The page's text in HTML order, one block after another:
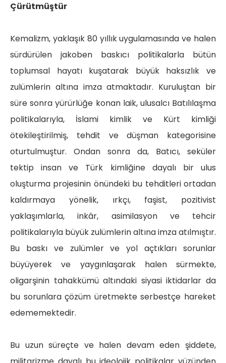
Çürütmüştür
Kemalizm, yaklaşık 80 yıllık uygulamasında ve halen
sürdürülen jakoben baskıcı politikalarla bütün
toplumsal hayatı kuşatarak büyük haksızlık ve
zulümlerin altına imza atmaktadır. Kuruluştan bir
süre sonra yürürlüğe konan laik, ulusalcı Batılılaşma
politikalarıyla, İslami kimlik ve Kürt kimliği
ötekileştirilmiş, tehdit ve düşman kategorisine
oturtulmuştur. Ondan sonra da, Batıcı, seküler
tektip insan ve Türk kimliğine dayalı bir ulus
oluşturma projesinin önündeki bu tehditleri ortadan
kaldırmaya yönelik, ırkçı, faşist, pozitivist
yaklaşımlarla, inkâr, asimilasyon ve tehcir
politikalarıyla büyük zulümlerin altına imza atılmıştır.
Bu baskı ve zulümler ve yol açtıkları sorunlar
büyüyerek ve yaygınlaşarak halen sürmekte,
oligarşinin tahakkümü altındaki siyasi iktidarlar da
bu sorunlara çözüm üretmekte serbestçe hareket
edememektedir.
Bu uzun süreçte ve halen devam eden şiddete,